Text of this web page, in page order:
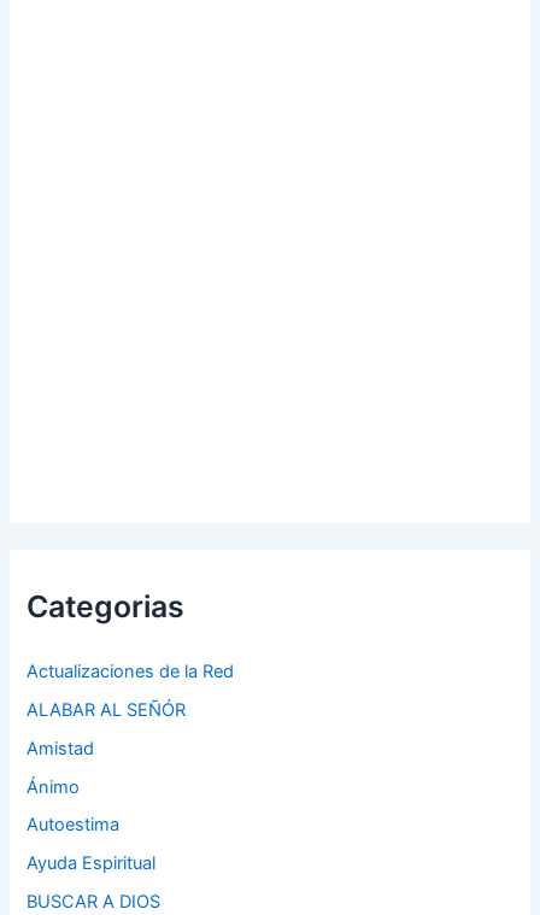
Categorias
Actualizaciones de la Red
ALABAR AL SEÑÓR
Amistad
Ánimo
Autoestima
Ayuda Espiritual
BUSCAR A DIOS